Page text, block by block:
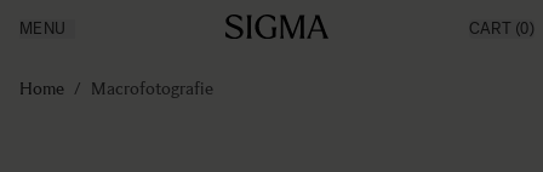
Producten
Inspiratie
MENU CART (0)
Home / Macrofotografie